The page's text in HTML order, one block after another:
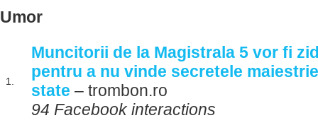
Umor
1.
Muncitorii de la Magistrala 5 vor fi
pentru a nu vinde secretele
state – trombon.ro
94 Facebook interactions